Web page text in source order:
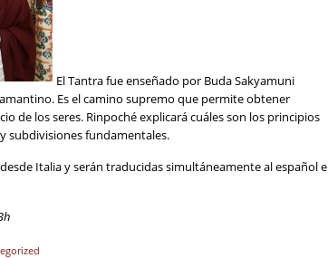
El Tantra fue enseñado por Buda Sakyamuni
Es el camino supremo que permite obtener
de los seres. Rinpoché explicará cuáles son los principios
subdivisiones fundamentales.
Italia y serán traducidas simultáneamente al español e